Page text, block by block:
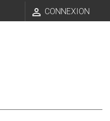
 CONNEXION